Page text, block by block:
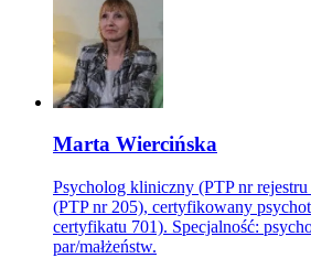
Marta Wiercińska
Psycholog kliniczny (PTP nr
(PTP nr 205), certyfikowany
certyfikatu 701). Specjalność:
par/małżeństw.